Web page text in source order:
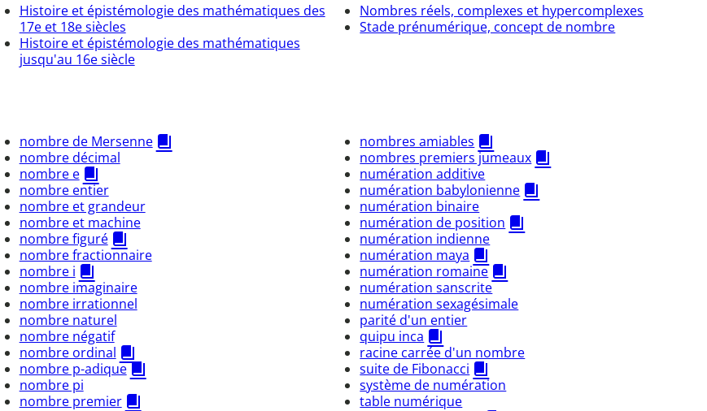
Histoire et épistémologie des mathématiques des
17e et 18e siècles
Histoire et épistémologie des mathématiques
jusqu'au 16e siècle
Nombres réels, complexes et hypercomplexes
Stade prénumérique, concept de nombre
nombre de Mersenne
nombre décimal
nombre e
nombre entier
nombre et grandeur
nombre et machine
nombre figuré
nombre fractionnaire
nombre i
nombre imaginaire
nombre irrationnel
nombre naturel
nombre négatif
nombre ordinal
nombre p-adique
nombre pi
nombre premier
nombres amiables
nombres premiers jumeaux
numération additive
numération babylonienne
numération binaire
numération de position
numération indienne
numération maya
numération romaine
numération sanscrite
numération sexagésimale
parité d'un entier
quipu inca
racine carrée d'un nombre
suite de Fibonacci
système de numération
table numérique